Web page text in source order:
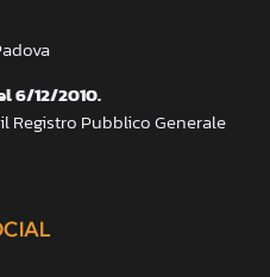
6/12/2010.
Registro Pubblico Generale